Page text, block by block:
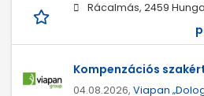
Rácalmás, 2459
Kompenzációs
04.08.2026, Viapan